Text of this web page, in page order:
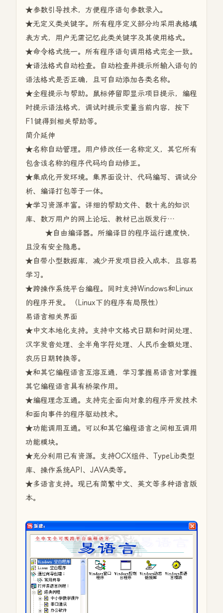
★参数引导技术，方便程序语句参数录入。
★无定义类关键字。所有程序定义部分均采用表格填
表方式，用户无需记忆此类关键字及其使用格式。
★命令格式统一。所有程序语句调用格式完全一致。
★语法格式自动检查。自动检查并提示所输入语句的
语法格式是否正确，且可自动添加各类名称。
★全程提示与帮助。鼠标停留即显示项目提示，编程
时提示语法格式，调试时提示变量当前内容，按下
F1键得到相关帮助等。
简介延伸
★名称自动管理。用户修改任一名称定义，其它所有
包含该名称的程序代码均自动修正。
★集成化开发环境。集界面设计、代码编写、调试分
析、编译打包等于一体。
★学习资源丰富。详细的帮助文件、数十兆的知识
库、数万用户的网上论坛、教材已出版发行…
★自由编译器。所编译目的程序运行速度快，
且没有安全隐患。
★自带小型数据库，减少开发项目投入成本，且容易
学习。
★跨操作系统平台编程。同时支持Windows和Linux
的程序开发。（Linux下的程序有局限性）
易语言相关界面
★中文本地化支持。支持中文格式日期和时间处理、
汉字发音处理、全半角字符处理、人民币金额处理、
农历日期转换等。
★和其它编程语言互溶互通，学习掌握易语言对掌握
其它编程语言具有桥梁作用。
★编程理念互通。支持完全面向对象的程序开发技术
和面向事件的程序驱动技术。
★功能调用互通。可以和其它编程语言之间相互调用
功能模块。
★充分利用已有资源。支持OCX组件、TypeLib类型
库、操作系统API、JAVA类等。
★多语言支持。现已有简繁中文、英文等多种语言版
本。